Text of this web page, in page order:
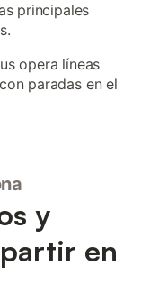
principales
opera líneas
paradas en el
y
en